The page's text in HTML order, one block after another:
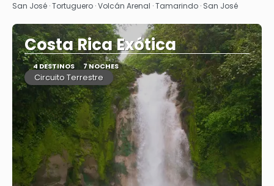
Ver
San José · Tortuguero · Volcán Arenal · Tamarindo · San José
Costa Rica Exótica
4 DESTINOS 7 NOCHES
Circuito Terrestre